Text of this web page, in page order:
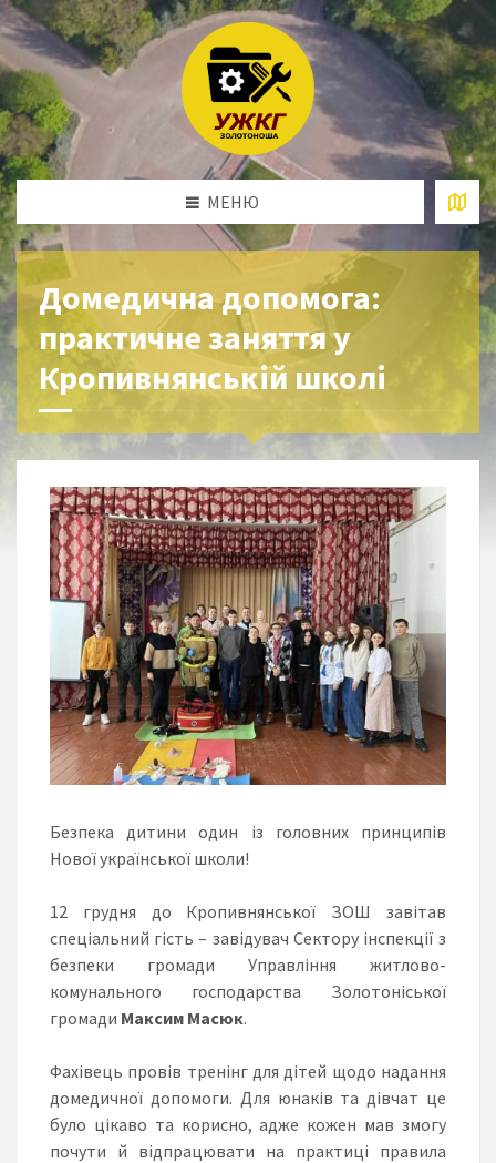
МЕНЮ
Домедична допомога:
практичне заняття у
Кропивнянській школі
Безпека дитини один із головних принципів
Нової української школи!
12 грудня до Кропивнянської ЗОШ завітав
спеціальний гість – завідувач Сектору інспекції з
безпеки громади Управління житлово-
комунального господарства Золотоніської
громади Максим Масюк.
Фахівець провів тренінг для дітей щодо надання
домедичної допомоги. Для юнаків та дівчат це
було цікаво та корисно, адже кожен мав змогу
почути й відпрацювати на практиці правила